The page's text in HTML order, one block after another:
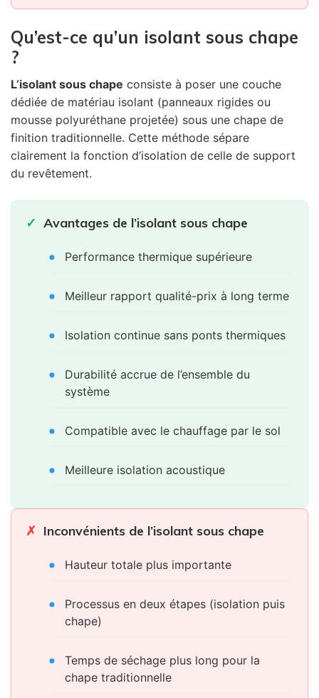
Qu’est-ce qu’un isolant sous chape
?
L’isolant sous chape consiste à poser une couche
dédiée de matériau isolant (panneaux rigides ou
mousse polyuréthane projetée) sous une chape de
finition traditionnelle. Cette méthode sépare
clairement la fonction d’isolation de celle de support
du revêtement.
Avantages de l’isolant sous chape
Performance thermique supérieure
Meilleur rapport qualité-prix à long terme
Isolation continue sans ponts thermiques
Durabilité accrue de l’ensemble du
système
Compatible avec le chauffage par le sol
Meilleure isolation acoustique
Inconvénients de l’isolant sous chape
Hauteur totale plus importante
Processus en deux étapes (isolation puis
chape)
Temps de séchage plus long pour la
chape traditionnelle